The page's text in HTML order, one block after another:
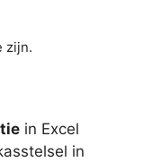
zijn.
in Excel
in